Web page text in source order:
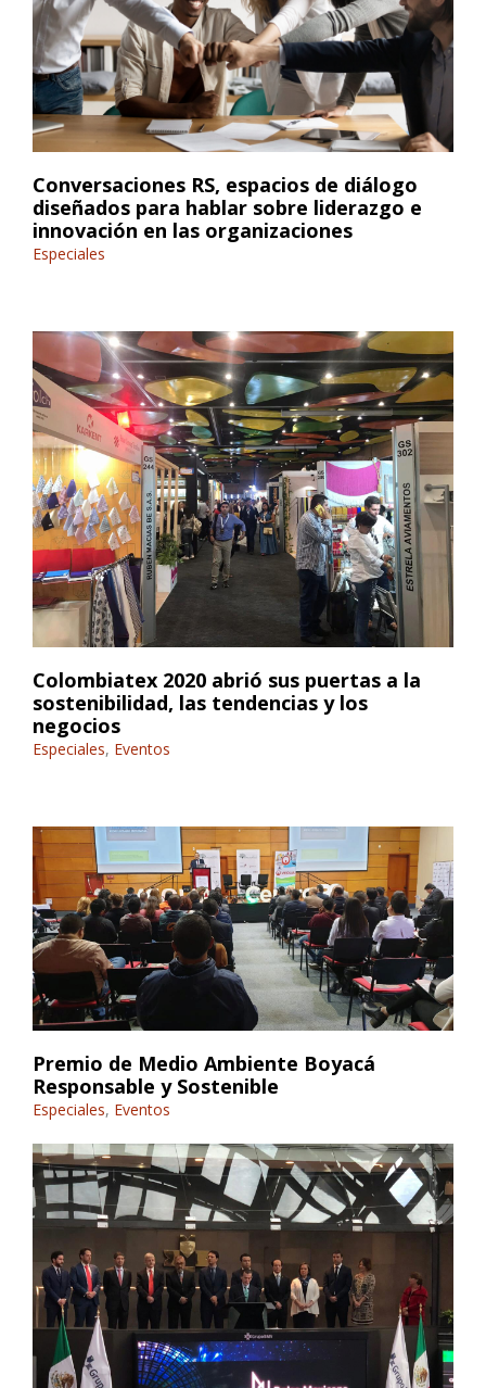
Conversaciones RS, espacios de diálogo
diseñados para hablar sobre liderazgo e
innovación en las organizaciones
Especiales
Colombiatex 2020 abrió sus puertas a la
sostenibilidad, las tendencias y los
negocios
Especiales, Eventos
Premio de Medio Ambiente Boyacá
Responsable y Sostenible
Especiales, Eventos